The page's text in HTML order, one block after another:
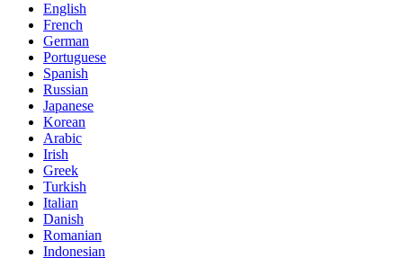
English
French
German
Portuguese
Spanish
Russian
Japanese
Korean
Arabic
Irish
Greek
Turkish
Italian
Danish
Romanian
Indonesian